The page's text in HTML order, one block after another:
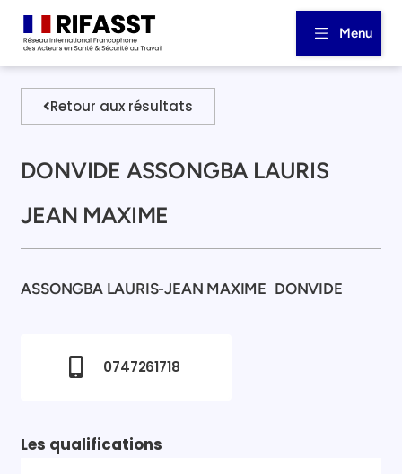
Menu
Retour aux résultats
DONVIDE ASSONGBA LAURIS
JEAN MAXIME
ASSONGBA LAURIS-JEAN MAXIME DONVIDE
0747261718
Les qualifications